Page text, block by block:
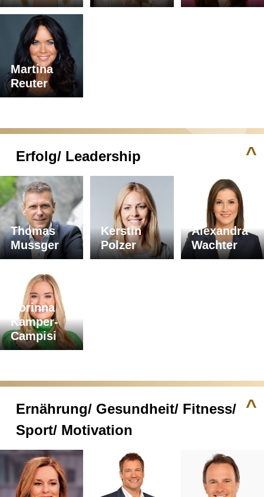
Martina
Reuter
^
Erfolg/ Leadership
Thomas
Mussger
Kerstin
Polzer
Alexandra
Wachter
Corinna
Kamper-
Campisi
^
Ernährung/ Gesundheit/ Fitness/
Sport/ Motivation